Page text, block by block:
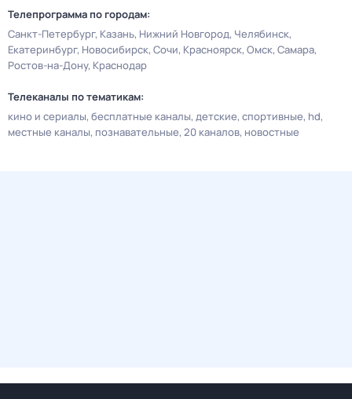
Телепрограмма по городам:
Санкт-Петербург Казань Нижний Новгород Челябинск
Екатеринбург Новосибирск Сочи Красноярск Омск Самара
Ростов-на-Дону Краснодар
Телеканалы по тематикам:
кино и сериалы бесплатные каналы детские спортивные hd
местные каналы познавательные 20 каналов новостные